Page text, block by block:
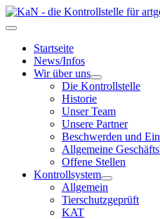
Startseite
News/Infos
Wir über uns
Die Kontrollstelle
Historie
Unser Team
Unsere Partner
Beschwerden und
Allgemeine
Offene Stellen
Kontrollsystem
Allgemein
Tierschutzgeprüft
KAT